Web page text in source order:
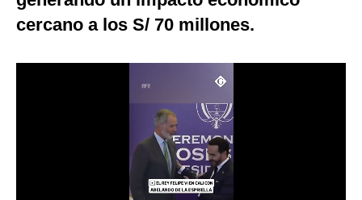
Club del Suscriptor
Mix
cercano a los S/ 70 millones.